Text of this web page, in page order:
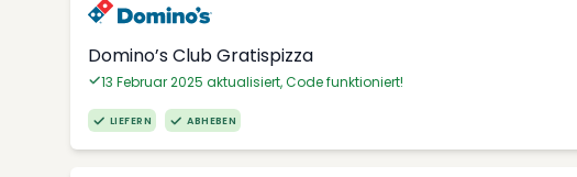
Domino’s Club Gratispizza
13 Februar 2025 aktualisiert, Code funktioniert!
LIEFERN ABHEBEN